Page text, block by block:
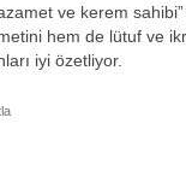
ve kerem
hem de lütuf ve
iyi özetliyor.